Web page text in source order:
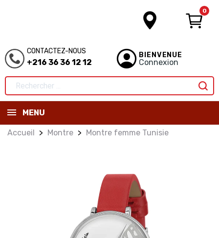
0
CONTACTEZ-NOUS
+216 36 36 12 12
BIENVENUE
Connexion
MENU
Accueil Montre Montre femme Tunisie